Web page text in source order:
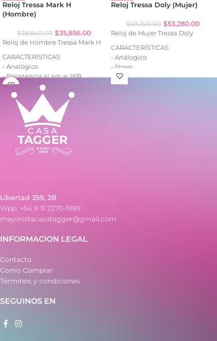
Reloj Tressa Mark H
(Hombre)
$39,840.00 $35,856.00
Reloj de Hombre Tressa Mark H
CARACTERÍSTICAS
- Analógico
- Resistencia al agua: WR
- Caja de metal
- Malla de metal
Reloj Tressa Doly (Mujer)
$59,200.00 $53,280.00
Reloj de Mujer Tressa Doly
CARACTERÍSTICAS
- Análogico
- Strass
- Cuadrante decorado
- Caja de metal
Libertad 359, 2B
Wpp. +54 9 11 2270-1989
mayoristacasatagger@gmail.com
INFORMACION LEGAL
Contacto
Como Comprar
Términos y condiciones
SEGUINOS EN